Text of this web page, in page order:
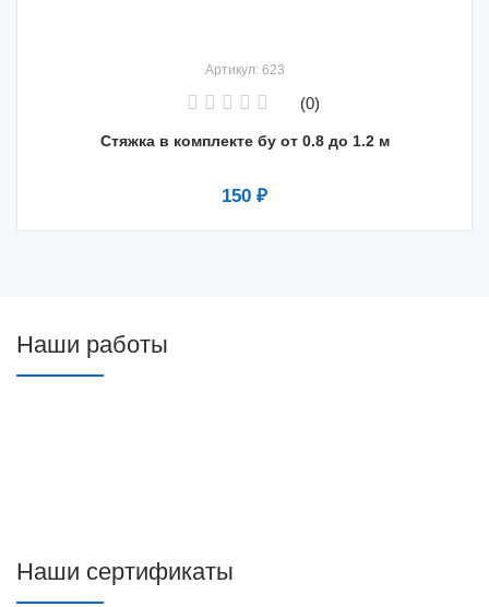
Артикул: 623
(0)
Стяжка в комплекте бу от 0.8 до 1.2 м
150 ₽
Наши работы
Наши сертификаты